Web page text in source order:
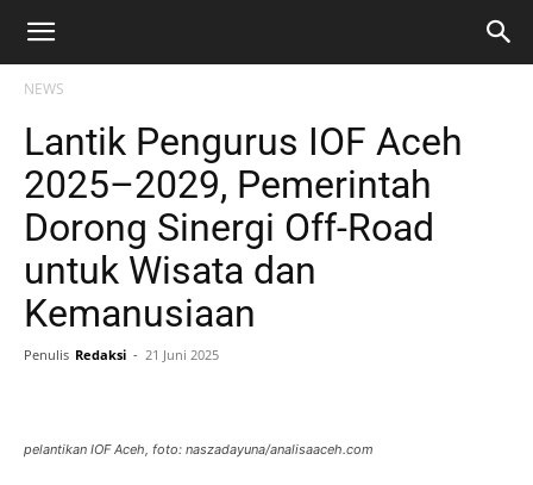
NEWS
Lantik Pengurus IOF Aceh
2025–2029, Pemerintah
Dorong Sinergi Off-Road
untuk Wisata dan
Kemanusiaan
Penulis Redaksi - 21 Juni 2025
pelantikan IOF Aceh, foto: naszadayuna/analisaaceh.com